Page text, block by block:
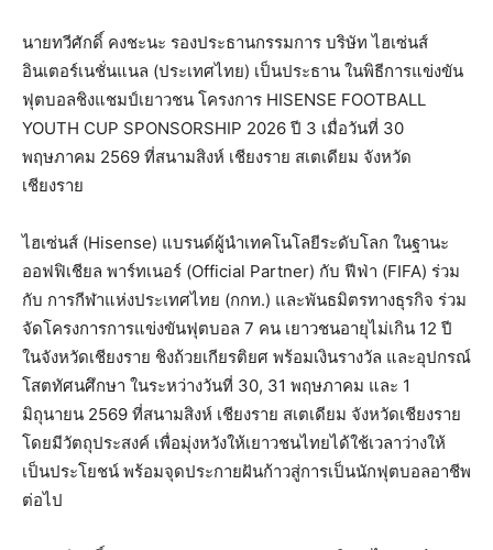
นายทวีศักดิ์ คงชะนะ รองประธานกรรมการ บริษัท ไฮเซ่นส์
อินเตอร์เนชั่นแนล (ประเทศไทย) เป็นประธาน ในพิธีการแข่งขัน
ฟุตบอลชิงแชมป์เยาวชน โครงการ HISENSE FOOTBALL
YOUTH CUP SPONSORSHIP 2026 ปี 3 เมื่อวันที่ 30
พฤษภาคม 2569 ที่สนามสิงห์ เชียงราย สเตเดียม จังหวัด
เชียงราย
ไฮเซ่นส์ (Hisense) แบรนด์ผู้นำเทคโนโลยีระดับโลก ในฐานะ
ออฟฟิเชียล พาร์ทเนอร์ (Official Partner) กับ ฟีฟ่า (FIFA) ร่วม
กับ การกีฬาแห่งประเทศไทย (กกท.) และพันธมิตรทางธุรกิจ ร่วม
จัดโครงการการแข่งขันฟุตบอล 7 คน เยาวชนอายุไม่เกิน 12 ปี
ในจังหวัดเชียงราย ชิงถ้วยเกียรติยศ พร้อมเงินรางวัล และอุปกรณ์
โสตทัศนศึกษา ในระหว่างวันที่ 30, 31 พฤษภาคม และ 1
มิถุนายน 2569 ที่สนามสิงห์ เชียงราย สเตเดียม จังหวัดเชียงราย
โดยมีวัตถุประสงค์ เพื่อมุ่งหวังให้เยาวชนไทยได้ใช้เวลาว่างให้
เป็นประโยชน์ พร้อมจุดประกายฝันก้าวสู่การเป็นนักฟุตบอลอาชีพ
ต่อไป